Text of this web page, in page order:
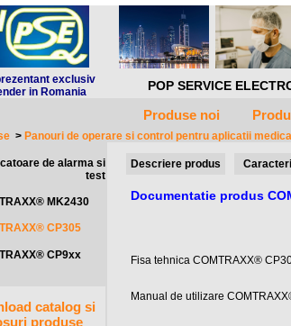
exclusiv
in Romania
POP SERVICE
Produse noi
> Panouri de operare si control pentru aplicatii
de alarma si
test
MK2430
CP305
CP9xx
catalog si
produse
Descriere produs
Documentatie produs
Fisa tehnica COMTRAXX®
Manual de utilizare